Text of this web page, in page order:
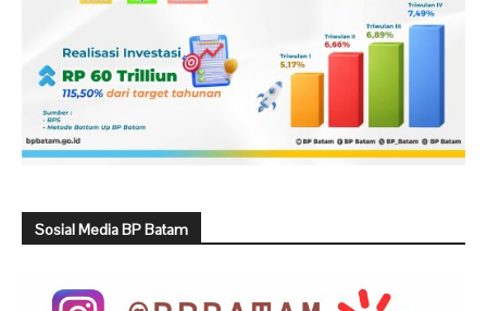
Sosial Media BP Batam